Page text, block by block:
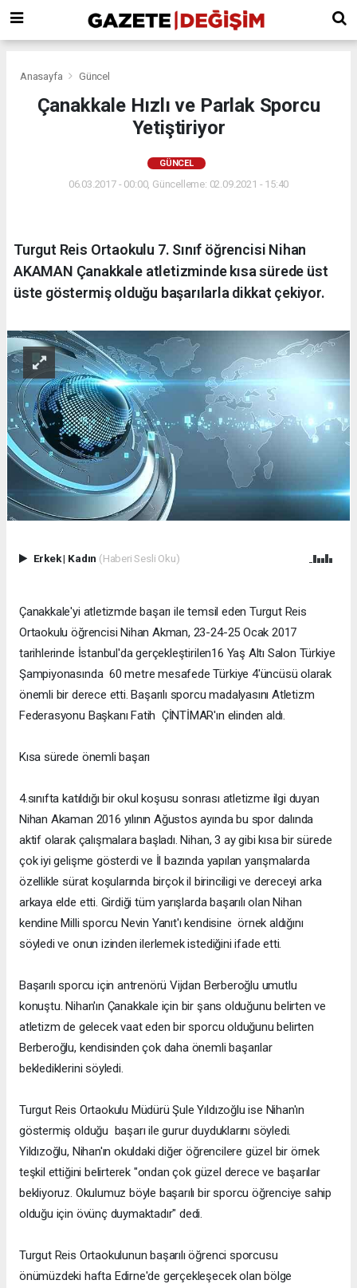
Anasayfa Güncel
Çanakkale Hızlı ve Parlak Sporcu
Yetiştiriyor
GÜNCEL
06.03.2017 - 00:00, Güncelleme: 02.09.2021 - 15:40
Turgut Reis Ortaokulu 7. Sınıf öğrencisi Nihan
AKAMAN Çanakkale atletizminde kısa sürede üst
üste göstermiş olduğu başarılarla dikkat çekiyor.
Erkek| Kadın (Haberi Sesli Oku)
Çanakkale'yi atletizmde başarı ile temsil eden Turgut Reis
Ortaokulu öğrencisi Nihan Akman, 23-24-25 Ocak 2017
tarihlerinde İstanbul'da gerçekleştirilen16 Yaş Altı Salon Türkiye
Şampiyonasında 60 metre mesafede Türkiye 4'üncüsü olarak
önemli bir derece etti. Başarılı sporcu madalyasını Atletizm
Federasyonu Başkanı Fatih ÇİNTİMAR'ın elinden aldı.
Kısa sürede önemli başarı
4.sınıfta katıldığı bir okul koşusu sonrası atletizme ilgi duyan
Nihan Akaman 2016 yılının Ağustos ayında bu spor dalında
aktif olarak çalışmalara başladı. Nihan, 3 ay gibi kısa bir sürede
çok iyi gelişme gösterdi ve İl bazında yapılan yarışmalarda
özellikle sürat koşularında birçok il birinciligi ve dereceyi arka
arkaya elde etti. Girdiği tüm yarışlarda başarılı olan Nihan
kendine Milli sporcu Nevin Yanıt'ı kendisine örnek aldığını
söyledi ve onun izinden ilerlemek istediğini ifade etti.
Başarılı sporcu için antrenörü Vijdan Berberoğlu umutlu
konuştu. Nihan'ın Çanakkale için bir şans olduğunu belirten ve
atletizm de gelecek vaat eden bir sporcu olduğunu belirten
Berberoğlu, kendisinden çok daha önemli başarılar
beklediklerini söyledi.
Turgut Reis Ortaokulu Müdürü Şule Yıldızoğlu ise Nihan'ın
göstermiş olduğu başarı ile gurur duyduklarını söyledi.
Yildızoğlu, Nihan'ın okuldaki diğer öğrencilere güzel bir örnek
teşkil ettiğini belirterek "ondan çok güzel derece ve başarılar
bekliyoruz. Okulumuz böyle başarılı bir sporcu öğrenciye sahip
olduğu için övünç duymaktadır" dedi.
Turgut Reis Ortaokulunun başarılı öğrenci sporcusu
önümüzdeki hafta Edirne'de gerçekleşecek olan bölge